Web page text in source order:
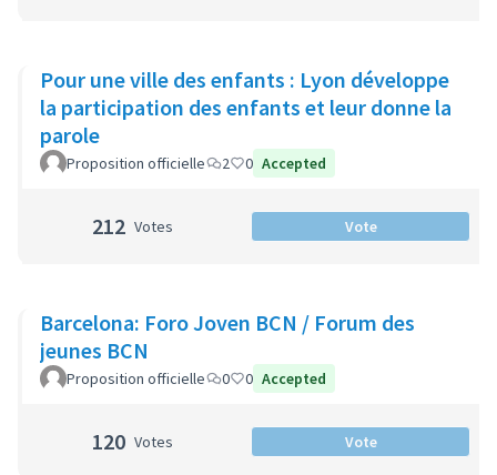
Pour une ville des enfants : Lyon développe
la participation des enfants et leur donne la
parole
Proposition officielle 2 0 Accepted
212 Votes Vote
Barcelona: Foro Joven BCN / Forum des
jeunes BCN
Proposition officielle 0 0 Accepted
120 Votes Vote